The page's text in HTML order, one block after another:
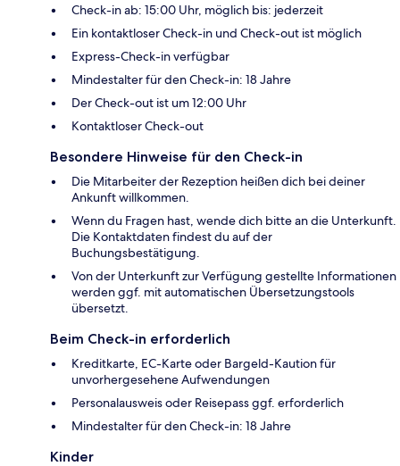
Check-in ab: 15:00 Uhr, möglich bis: jederzeit
Ein kontaktloser Check-in und Check-out ist möglich
Express-Check-in verfügbar
Mindestalter für den Check-in: 18 Jahre
Der Check-out ist um 12:00 Uhr
Kontaktloser Check-out
Besondere Hinweise für den Check-in
Die Mitarbeiter der Rezeption heißen dich bei deiner
Ankunft willkommen.
Wenn du Fragen hast, wende dich bitte an die Unterkunft.
Die Kontaktdaten findest du auf der
Buchungsbestätigung.
Von der Unterkunft zur Verfügung gestellte Informationen
werden ggf. mit automatischen Übersetzungstools
übersetzt.
Beim Check-in erforderlich
Kreditkarte, EC-Karte oder Bargeld-Kaution für
unvorhergesehene Aufwendungen
Personalausweis oder Reisepass ggf. erforderlich
Mindestalter für den Check-in: 18 Jahre
Kinder